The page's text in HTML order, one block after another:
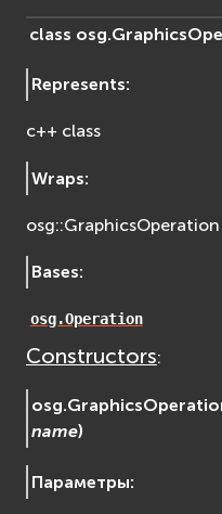
evlua
Граф Сцены (Scene
EVosgAnimation
EVosgHMD
EVosgUtil
EVosgViewer
osgAnimation
osgDB
osgParticle
class osg.
Represents:
c++ class
Wraps:
osg::GraphicsOperation
Bases:
osg.Operation
Constructors:
osg.
name)
Параметры: